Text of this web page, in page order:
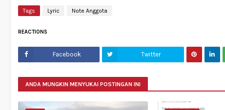
Tags Lyric Note Anggota
REACTIONS
Facebook Twitter
ANDA MUNGKIN MENYUKAI POSTINGAN INI